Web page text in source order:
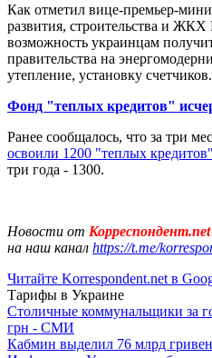
Как отметил вице-премьер-
развития, строительства и ЖКХ
возможность украинцам
правительства на
утепление, установку счетчиков.
Фонд "теплых кредитов"
Ранее сообщалось, что за три
освоили 1200 "теплых кредитов"
три года - 1300.
Новости от Корреспондент.net
на наш канал https://t.me/
Читайте Korrespondent.net в
Тарифы в Украине
Столичные коммунальщики за
грн - СМИ
Кабмин выделил 76 млрд гривен